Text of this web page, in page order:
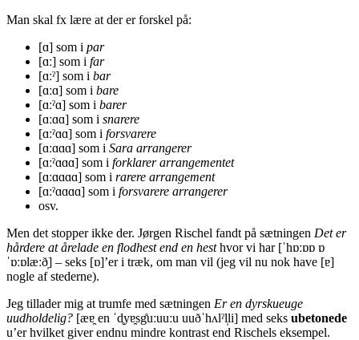
Man skal fx lære at der er forskel på:
[ɑ] som i par
[ɑː] som i far
[ɑːˀ] som i bar
[ɑːɑ] som i bare
[ɑːˀɑ] som i barer
[ɑːɑɑ] som i snarere
[ɑːˀɑɑ] som i forsvarere
[ɑːɑɑɑ] som i Sara arrangerer
[ɑːˀɑɑɑ] som i forklarer arrangementet
[ɑːɑɑɑɑ] som i rarere arrangement
[ɑːˀɑɑɑɑ] som i forsvarere arrangerer
osv.
Men det stopper ikke der. Jørgen Rischel fandt på sætningen Det er
hårdere at årelade en flodhest end en hesthvor vi har [ˈhɒːɒɒ ɒ
ˈɒːɒlæːð̩] – seks [ɒ]’er i træk, om man vil (jeg vil nu nok have [ɐ]
nogle af stederne).
Jeg tillader mig at trumfe med sætningen Er en dyrskueuge
uudholdelig? [æɐ̯ en ˈd̥yɐ̯sg̊uːuuːu uuðˈhʌlˀl̩li] med seks ubetonede
u’er hvilket giver endnu mindre kontrast end Rischels eksempel.